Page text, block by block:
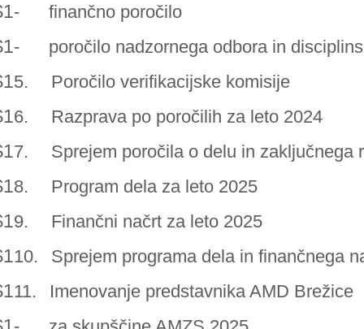
- finančno poročilo
- poročilo nadzornega odbora in
5. Poročilo verifikacijske komisije
6. Razprava po poročilih za leto 2024
7. Sprejem poročila o delu in zaključnega
8. Program dela za leto 2025
9. Finančni načrt za leto 2025
10. Sprejem programa dela in finančnega
11. Imenovanje predstavnika AMD Brežice